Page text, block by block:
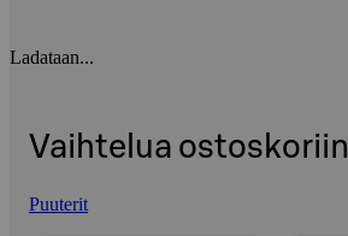
Ladataan...
Vaihtelua ostoskoriin
Puuterit